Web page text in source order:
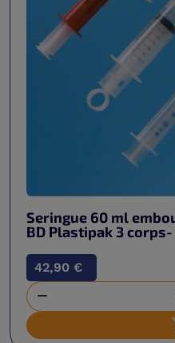
Seringue 60 ml
BD Plastipak 3
42,90 €
